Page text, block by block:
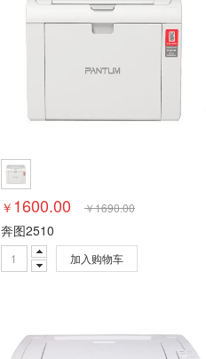
￥ 1600.00 ￥1690.00
奔图2510
加入购物车